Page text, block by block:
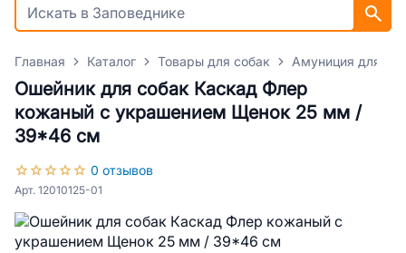
Главная Каталог Товары для собак Амуниция для
Ошейник для собак Каскад Флер
кожаный с украшением Щенок 25 мм /
39*46 см
0 отзывов
Арт. 12010125-01